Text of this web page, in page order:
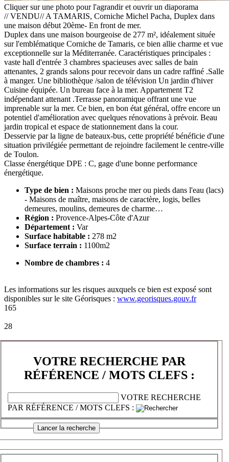
Cliquer sur une photo pour l'agrandir et ouvrir un diaporama
// VENDU// A TAMARIS, Corniche Michel Pacha, Duplex dans
une maison début 20ème- En front de mer.
Duplex dans une maison bourgeoise de 277 m², idéalement située
sur l'emblématique Corniche de Tamaris, ce bien allie charme et vue
exceptionnelle sur la Méditerranée. Caractéristiques principales :
vaste hall d'entrée 3 chambres spacieuses avec salles de bain
attenantes, 2 grands salons pour recevoir dans un cadre raffiné .Salle
à manger. Une bibliothèque /salon de télévision Un jardin d'hiver
Cuisine équipée. Un bureau face à la mer. Appartement T2
indépendant attenant .Terrasse panoramique offrant une vue
imprenable sur la mer. Ce bien, en bon état général, offre encore un
potentiel d'amélioration avec quelques rénovations à prévoir. Beau
jardin tropical et espace de stationnement dans la cour.
Desservie par la ligne de bateaux-bus, cette propriété bénéficie d'une
situation privilégiée permettant de rejoindre facilement le centre-ville
de Toulon.
Classe énergétique DPE : C, gage d'une bonne performance
énergétique.
Type de bien : Maisons proche mer ou pieds dans l'eau (lacs)
- Maisons de maître, maisons de caractère, logis, belles
demeures, moulins, demeures de charme…
Région : Provence-Alpes-Côte d'Azur
Département : Var
Surface habitable : 278 m2
Surface terrain : 1100m2
Nombre de chambres : 4
Les informations sur les risques auxquels ce bien est exposé sont
disponibles sur le site Géorisques : www.georisques.gouv.fr
165
28
VOTRE RECHERCHE PAR
RÉFÉRENCE / MOTS CLEFS :
VOTRE RECHERCHE
PAR RÉFÉRENCE / MOTS CLEFS :